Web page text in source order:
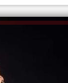
الكاتبة إلهام شرشر تهنئ الرئيس
السيسي بعيد ميلاده وتُشيد بجهوده